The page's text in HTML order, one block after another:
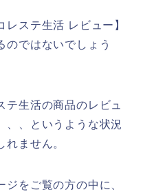
ステ生活 レビュー】
のではないでしょう
テ生活の商品のレビュ
、、というような状況
ません。
をご覧の方の中に、